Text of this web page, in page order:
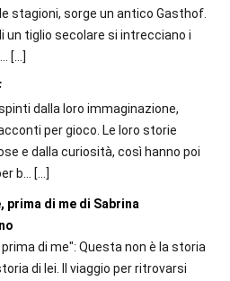
stagioni, sorge un antico Gasthof.
un tiglio secolare si intrecciano i
[…]
dalla loro immaginazione,
per gioco. Le loro storie
e dalla curiosità, così hanno poi
b...
[…]
prima di me di Sabrina
prima di me": Questa non è la storia
di lei. Il viaggio per ritrovarsi